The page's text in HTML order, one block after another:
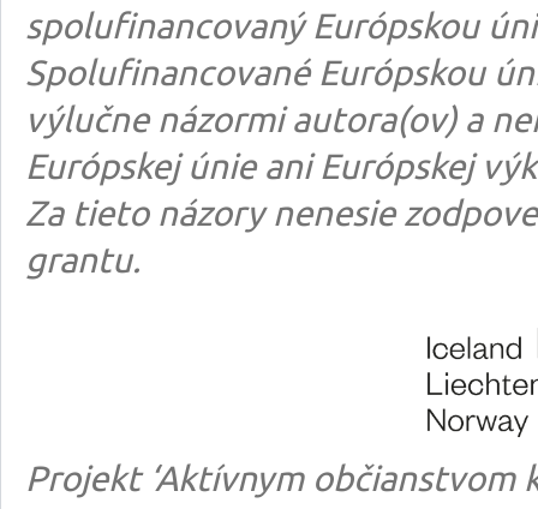
spolufinancovaný Európskou
Spolufinancované Európskou
výlučne názormi autora(ov) a
Európskej únie ani Európskej
Za tieto názory nenesie
grantu.
Projekt ‘Aktívnym občianstvom